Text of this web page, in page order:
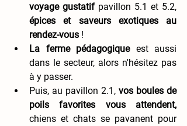
voyage gustatif
épices et saveurs exotiques au
rendez-vous !
La ferme pédagogique est aussi
dans le secteur, alors n'hésitez pas
à y passer.
Puis, au pavillon 2.1, vos boules de
poils favorites vous attendent,
chiens et chats se pavanent pour